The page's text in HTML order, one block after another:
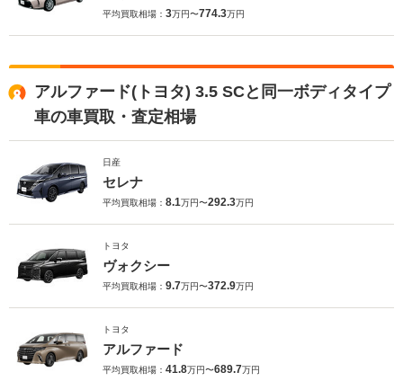
平均買取相場： 3万円〜774.3万円
アルファード(トヨタ) 3.5 SCと同一ボディタイプ
車の車買取・査定相場
日産
セレナ
平均買取相場： 8.1万円〜292.3万円
トヨタ
ヴォクシー
平均買取相場： 9.7万円〜372.9万円
トヨタ
アルファード
平均買取相場： 41.8万円〜689.7万円